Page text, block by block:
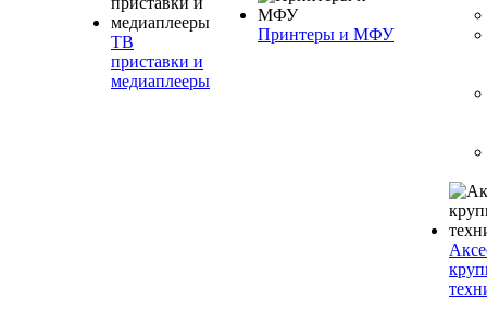
ТВ
приставки и
медиаплееры
Принтеры и МФУ